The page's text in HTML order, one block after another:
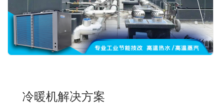
冷暖机解决方案